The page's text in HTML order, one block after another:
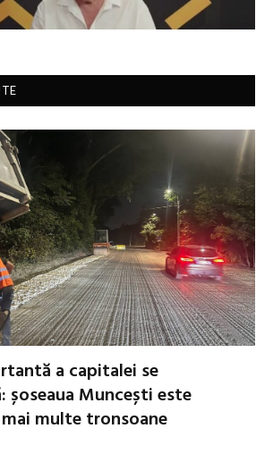
a capitalei se
șoseaua Muncești este
multe tronsoane